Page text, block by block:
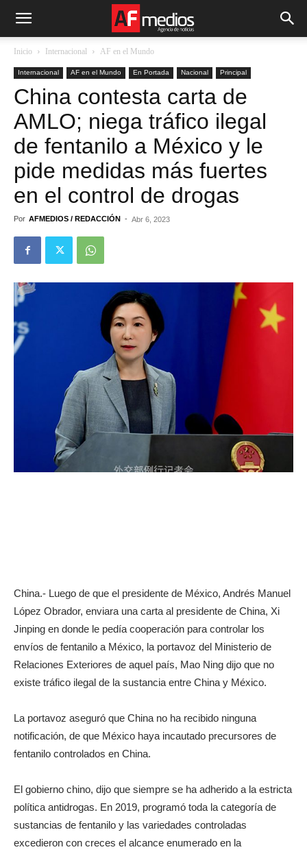
Inicio Internacional AF en el Mundo
Internacional AF en el Mundo En Portada Nacional Principal
China contesta carta de
AMLO; niega tráfico ilegal
de fentanilo a México y le
pide medidas más fuertes
en el control de drogas
Por AFMEDIOS / REDACCIÓN - Abr 6, 2023
China.- Luego de que el presidente de México, Andrés Manuel
López Obrador, enviara una carta al presidente de China, Xi
Jinping en donde le pedía cooperación para controlar los
envíos de fentanilo a México, la portavoz del Ministerio de
Relaciones Exteriores de aquel país, Mao Ning dijo que no
existe tráfico ilegal de la sustancia entre China y México.
La portavoz aseguró que China no ha recibido ninguna
notificación, de que México haya incautado precursores de
fentanilo controlados en China.
El gobierno chino, dijo que siempre se ha adherido a la estricta
política antidrogas. En 2019, programó toda la categoría de
sustancias de fentanilo y las variedades controladas
excedieron con creces el alcance enumerado en la